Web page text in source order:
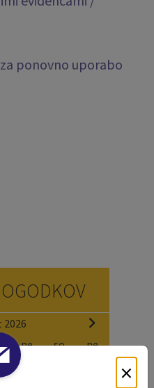
ponovno uporabo
2026
pe so ne
×